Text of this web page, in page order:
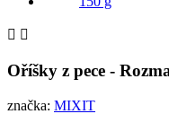
 
Oříšky z pece -
značka: MIXIT